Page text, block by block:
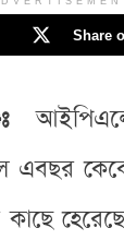
Share
এবছর